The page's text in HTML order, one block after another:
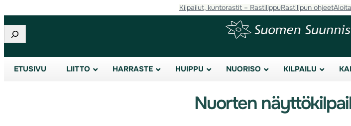
Kilpailut, kuntorastit – RastilippuRastilipun ohjeet
Etsi
ETUSIVU LIITTO HARRASTE HUIPPU NUORISO KILPAILU
Nuorten